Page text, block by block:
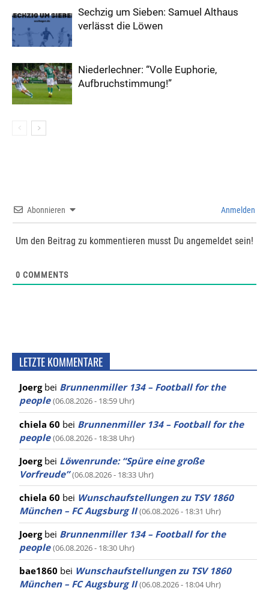
Sechzig um Sieben: Samuel Althaus
verlässt die Löwen
Niederlechner: “Volle Euphorie,
Aufbruchstimmung!”
Abonnieren Anmelden
Um den Beitrag zu kommentieren musst Du angemeldet sein!
0 COMMENTS
LETZTE KOMMENTARE
Joergbei Brunnenmiller 134 – Football for the
people (06.08.2026 - 18:59 Uhr)
chiela 60 bei Brunnenmiller 134 – Football for the
people (06.08.2026 - 18:38 Uhr)
Joergbei Löwenrunde: “Spüre eine große
Vorfreude” (06.08.2026 - 18:33 Uhr)
chiela 60 bei Wunschaufstellungen zu TSV 1860
München – FC Augsburg II (06.08.2026 - 18:31 Uhr)
Joergbei Brunnenmiller 134 – Football for the
people (06.08.2026 - 18:30 Uhr)
bae1860 bei Wunschaufstellungen zu TSV 1860
München – FC Augsburg II (06.08.2026 - 18:04 Uhr)